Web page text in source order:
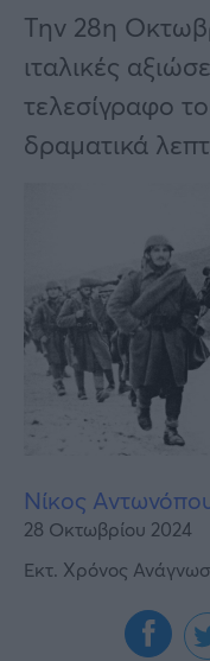
ΕΣΠΑ
Lifestyle
Αθλητικά
Υγεία
Την 28η
ιταλικές
τελεσίγραφο
δραματικά
Νίκος
28 Οκτωβρίου 2024
Εκτ. Χρόνος